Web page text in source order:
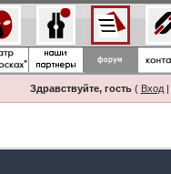
Здравствуйте, гость( Вход|